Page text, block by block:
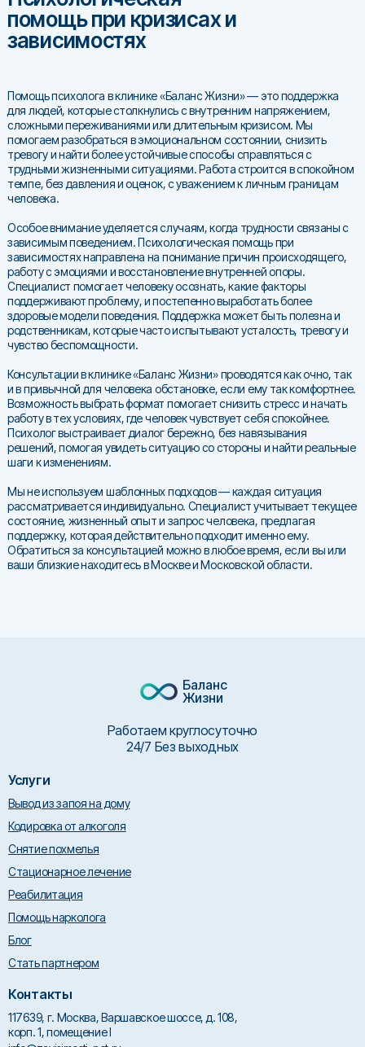
помощь при кризисах и
зависимостях
Помощь психолога в клинике «Баланс Жизни» — это поддержка
для людей, которые столкнулись с внутренним напряжением,
сложными переживаниями или длительным кризисом. Мы
помогаем разобраться в эмоциональном состоянии, снизить
тревогу и найти более устойчивые способы справляться с
трудными жизненными ситуациями. Работа строится в спокойном
темпе, без давления и оценок, с уважением к личным границам
человека.
Особое внимание уделяется случаям, когда трудности связаны с
зависимым поведением. Психологическая помощь при
зависимостях направлена на понимание причин происходящего,
работу с эмоциями и восстановление внутренней опоры.
Специалист помогает человеку осознать, какие факторы
поддерживают проблему, и постепенно выработать более
здоровые модели поведения. Поддержка может быть полезна и
родственникам, которые часто испытывают усталость, тревогу и
чувство беспомощности.
Консультации в клинике «Баланс Жизни» проводятся как очно, так
и в привычной для человека обстановке, если ему так комфортнее.
Возможность выбрать формат помогает снизить стресс и начать
работу в тех условиях, где человек чувствует себя спокойнее.
Психолог выстраивает диалог бережно, без навязывания
решений, помогая увидеть ситуацию со стороны и найти реальные
шаги к изменениям.
Мы не используем шаблонных подходов — каждая ситуация
рассматривается индивидуально. Специалист учитывает текущее
состояние, жизненный опыт и запрос человека, предлагая
поддержку, которая действительно подходит именно ему.
Обратиться за консультацией можно в любое время, если вы или
ваши близкие находитесь в Москве и Московской области.
Услуги
Контакты
Жизни
Баланс
Работаем круглосуточно
24/7 Без выходных
Вывод из запоя на дому
Стать партнером
Блог
117639, г. Москва, Варшавское шоссе, д. 108,
корп. 1, помещение I
Кодировка от алкоголя
Снятие похмелья
Стационарное лечение
Реабилитация
Помощь нарколога